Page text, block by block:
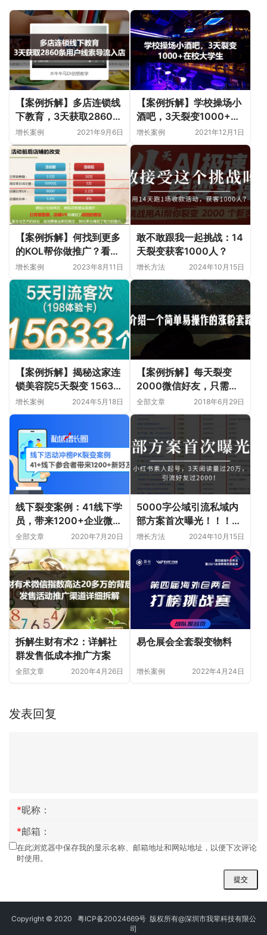
【案例拆解】多店连锁线
下教育，3天获取2860条
用户线索导流入店
增长案例 2021年9月6日
【案例拆解】学校操场小
酒吧，3天裂变1000+在
校大学生
增长案例 2021年12月1日
【案例拆解】何找到更多
的KOL帮你做推广？看看
百雀羚如何把淘宝客的日
成交额从5000元拉升到6
万！
增长案例 2023年8月11日
敢不敢跟我一起挑战：14
天裂变获客1000人？
增长方法 2024年10月15日
【案例拆解】揭秘这家连
锁美容院5天裂变 15633
人，进账300多万背后的
细节！
增长案例 2024年5月18日
【案例拆解】每天裂变
2000微信好友，只需要
一招！
全部文章 2018年6月29日
线下裂变案例：41线下学
员，带来1200+企业微信
好友
全部文章 2020年7月20日
5000字公域引流私域内
部方案首次曝光！！！案
例分析、操作步骤都有！
增长方法 2024年10月15日
拆解生财有术2：详解社
群发售低成本推广方案
全部文章 2020年4月26日
易仓展会全套裂变物料
增长案例 2022年4月24日
发表回复
*昵称：
*邮箱：
在此浏览器中保存我的显示名称、邮箱地址和网站地址，以便下次评论
时使用。
提交
Copyright © 2020 粤ICP备20024669号版权所有@深圳市我辈科技有限公
司